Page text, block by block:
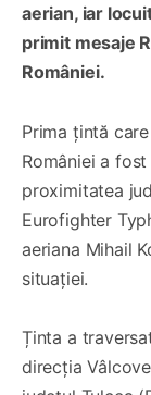
aerian, iar
primit mesaje
României.
Prima țintă
României a
proximitatea
Eurofighter
aeriana Mihail
situației.
Ținta a
direcția